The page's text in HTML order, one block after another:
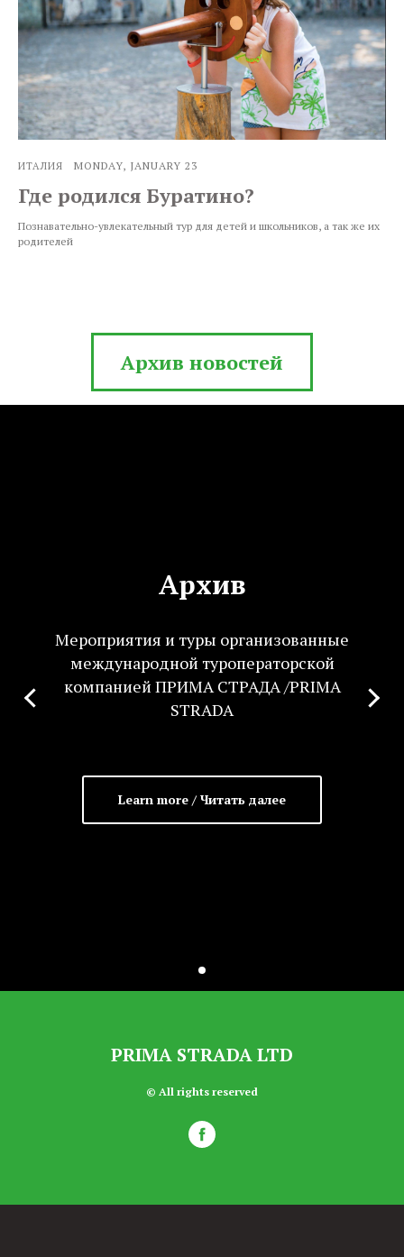
ИТАЛИЯ MONDAY, JANUARY 23
Где родился Буратино?
Познавательно-увлекательный тур для детей и школьников, а так же их
родителей
Архив новостей
Архив
Мероприятия и туры организованные
международной туроператорской
компанией ПРИМА СТРАДА /PRIMA
STRADA
Learn more / Читать далее
PRIMA STRADA LTD
© All rights reserved